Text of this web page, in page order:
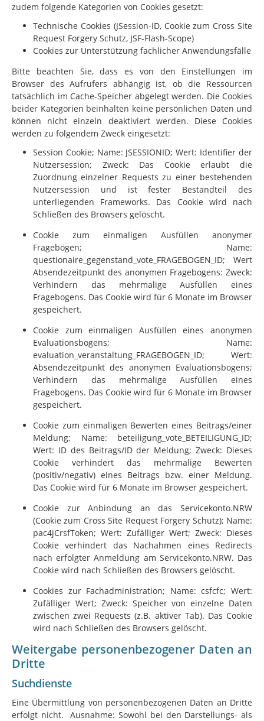
zudem folgende Kategorien von Cookies gesetzt:
Technische Cookies (JSession-ID, Cookie zum Cross Site
Request Forgery Schutz, JSF-Flash-Scope)
Cookies zur Unterstützung fachlicher Anwendungsfälle
Bitte beachten Sie, dass es von den Einstellungen im
Browser des Aufrufers abhängig ist, ob die Ressourcen
tatsächlich im Cache-Speicher abgelegt werden. Die Cookies
beider Kategorien beinhalten keine persönlichen Daten und
können nicht einzeln deaktiviert werden. Diese Cookies
werden zu folgendem Zweck eingesetzt:
Session Cookie; Name: JSESSIONID; Wert: Identifier der
Nutzersession; Zweck: Das Cookie erlaubt die
Zuordnung einzelner Requests zu einer bestehenden
Nutzersession und ist fester Bestandteil des
unterliegenden Frameworks. Das Cookie wird nach
Schließen des Browsers gelöscht.
Cookie zum einmaligen Ausfüllen anonymer
Fragebögen; Name:
questionaire_gegenstand_vote_FRAGEBOGEN_ID; Wert
Absendezeitpunkt des anonymen Fragebogens: Zweck:
Verhindern das mehrmalige Ausfüllen eines
Fragebogens. Das Cookie wird für 6 Monate im Browser
gespeichert.
Cookie zum einmaligen Ausfüllen eines anonymen
Evaluationsbogens; Name:
evaluation_veranstaltung_FRAGEBOGEN_ID; Wert:
Absendezeitpunkt des anonymen Evaluationsbogens;
Verhindern das mehrmalige Ausfüllen eines
Fragebogens. Das Cookie wird für 6 Monate im Browser
gespeichert.
Cookie zum einmaligen Bewerten eines Beitrags/einer
Meldung; Name: beteiligung_vote_BETEILIGUNG_ID;
Wert: ID des Beitrags/ID der Meldung; Zweck: Dieses
Cookie verhindert das mehrmalige Bewerten
(positiv/negativ) eines Beitrags bzw. einer Meldung.
Das Cookie wird für 6 Monate im Browser gespeichert.
Cookie zur Anbindung an das Servicekonto.NRW
(Cookie zum Cross Site Request Forgery Schutz); Name:
pac4jCrsfToken; Wert: Zufälliger Wert; Zweck: Dieses
Cookie verhindert das Nachahmen eines Redirects
nach erfolgter Anmeldung am Servicekonto.NRW. Das
Cookie wird nach Schließen des Browsers gelöscht.
Cookies zur Fachadministration; Name: csfcfc; Wert:
Zufälliger Wert; Zweck: Speicher von einzelne Daten
zwischen zwei Requests (z.B. aktiver Tab). Das Cookie
wird nach Schließen des Browsers gelöscht.
Weitergabe personenbezogener Daten an
Dritte
Suchdienste
Eine Übermittlung von personenbezogenen Daten an Dritte
erfolgt nicht. Ausnahme: Sowohl bei den Darstellungs- als